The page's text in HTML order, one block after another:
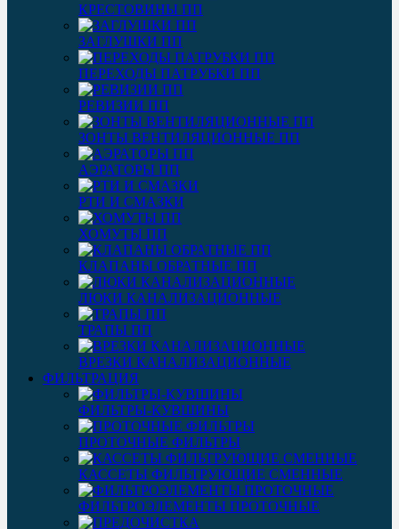
КРЕСТОВИНЫ ПП
ЗАГЛУШКИ ПП
ПЕРЕХОДЫ ПАТРУБКИ ПП
РЕВИЗИИ ПП
ЗОНТЫ ВЕНТИЛЯЦИОННЫЕ ПП
АЭРАТОРЫ ПП
РТИ И СМАЗКИ
ХОМУТЫ ПП
КЛАПАНЫ ОБРАТНЫЕ ПП
ЛЮКИ КАНАЛИЗАЦИОННЫЕ
ТРАПЫ ПП
ВРЕЗКИ КАНАЛИЗАЦИОННЫЕ
ФИЛЬТРАЦИЯ
ФИЛЬТРЫ-КУВШИНЫ
ПРОТОЧНЫЕ ФИЛЬТРЫ
КАССЕТЫ ФИЛЬТРУЮЩИЕ СМЕННЫЕ
ФИЛЬТРОЭЛЕМЕНТЫ ПРОТОЧНЫЕ